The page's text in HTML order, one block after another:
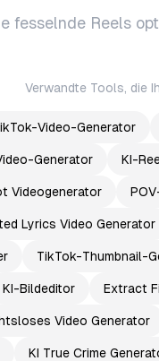
fesselnde Reels
Verwandte Tools, die
Video-Generator
Generator KI-
Videogenerator
Lyrics Video Generator
TikTok-Thumbnail-
KI-Bildeditor Extract
Video Generator
KI True Crime